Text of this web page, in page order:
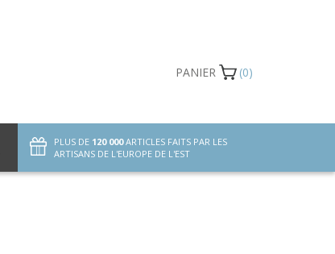
PANIER (0)
PLUS DE 120 000ARTICLES FAITS PAR LES
ARTISANS DE L'EUROPE DE L'EST